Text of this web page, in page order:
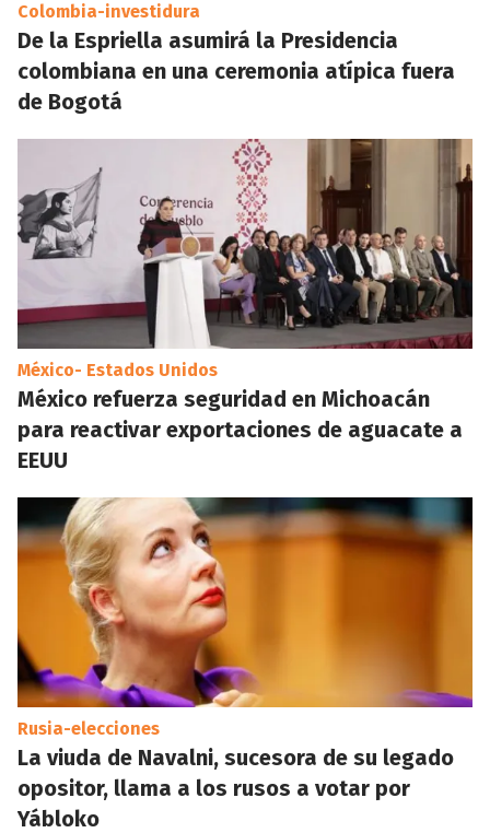
Colombia-investidura
De la Espriella asumirá la Presidencia
colombiana en una ceremonia atípica fuera
de Bogotá
México- Estados Unidos
México refuerza seguridad en Michoacán
para reactivar exportaciones de aguacate a
EEUU
Rusia-elecciones
La viuda de Navalni, sucesora de su legado
opositor, llama a los rusos a votar por
Yábloko